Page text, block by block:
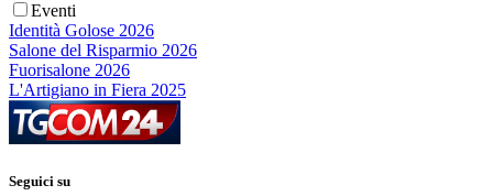
Eventi
Identità Golose 2026
Salone del Risparmio 2026
Fuorisalone 2026
L'Artigiano in Fiera 2025
Seguici su